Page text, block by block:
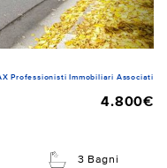
Professionisti Immobiliari Associati
4.800€
3 Bagni